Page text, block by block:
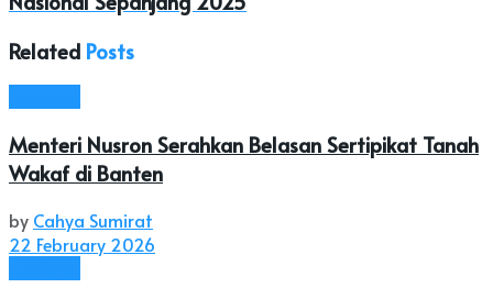
Related Posts
Menteri Nusron Serahkan Belasan Sertipikat Tanah
Wakaf di Banten
by Cahya Sumirat
22 February 2026